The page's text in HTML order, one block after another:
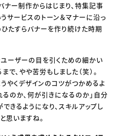
ナー制作からはじまり、特集記事
サービスのトーン＆マナーに沿っ
たすらバナーを作り続けた時期
ーザーの目を引くための細かい
、やや苦労もしました（笑）。
やくデザインのコツがつかめるよ
るのか、何が引きになるのか」自分
きるようになり、スキルアップし
思いますね。